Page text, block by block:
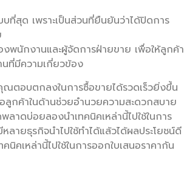
สุด เพราะเป็นส่วนที่ยืนยันว่าได้ปิดการ
พนักงานและผู้จัดการฝ่ายขาย เพื่อให้ลูกค้า
ที่มีความเกี่ยวข้อง
ณตอบตกลงในการซื้อขายได้รวดเร็วยิ่งขึ้น
กค้าในด้านช่วยอำนวยความสะดวกสบาย
ดบ่อยลองนำเทคนิคเหล่านี้ไปใช้ในการ
ายธุรกิจนำไปใช้ทำได้แล้วได้ผลประโยชน์ดี
คเหล่านี้ไปใช้ในการออกใบเสนอราคากัน